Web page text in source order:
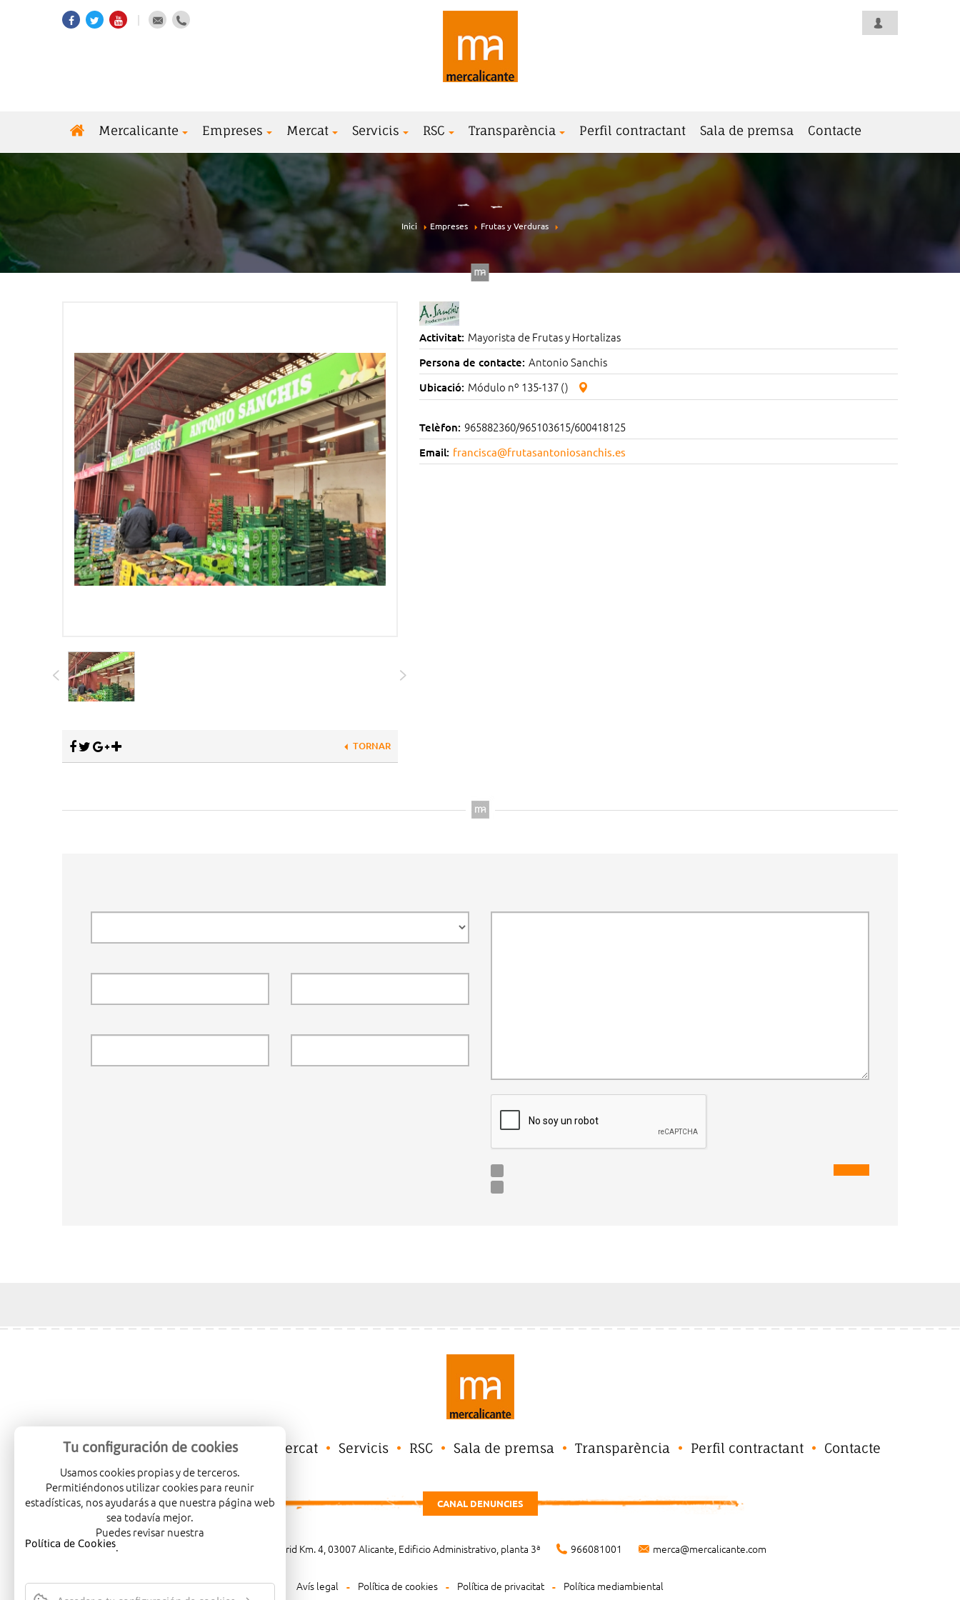
Mercalicante Empreses Mercat Servicis RSC Transparència Perfil contractant Sala de premsa Contacte
Inici Empreses Frutas y Verduras
TORNAR
Activitat: Mayorista de Frutas y Hortalizas
Persona de contacte: Antonio Sanchis
Ubicació: Módulo nº 135-137 ()
Telèfon: 965882360/965103615/600418125
Email: francisca@frutasantoniosanchis.es
Mercalicante Empreses Mercat Servicis RSC Sala de premsa Transparència Perfil contractant Contacte
CANAL DENUNCIES
Carretera de Madrid Km. 4, 03007 Alicante, Edificio Administrativo, planta 3ª 966081001 merca@mercalicante.com
Avís legal Política de cookies Política de privacitat Política mediambiental
Tu configuración de cookies
Usamos cookies propias y de terceros.
Permitiéndonos utilizar cookies para reunir
estadísticas, nos ayudarás a que nuestra página web
sea todavía mejor.
Puedes revisar nuestra
Política de Cookies.